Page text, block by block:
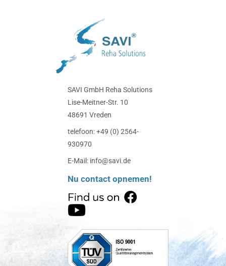
SAVI GmbH Reha Solutions
Lise-Meitner-Str. 10
48691 Vreden
telefoon: +49 (0) 2564-
930970
E-Mail: info@savi.de
Nu contact opnemen!